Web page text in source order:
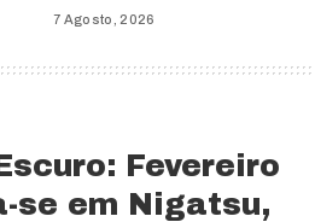
7 Agosto, 2026
Fevereiro
se em Nigatsu,